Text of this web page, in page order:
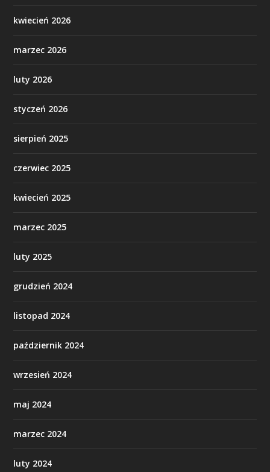
kwiecień 2026
marzec 2026
luty 2026
styczeń 2026
sierpień 2025
czerwiec 2025
kwiecień 2025
marzec 2025
luty 2025
grudzień 2024
listopad 2024
październik 2024
wrzesień 2024
maj 2024
marzec 2024
luty 2024